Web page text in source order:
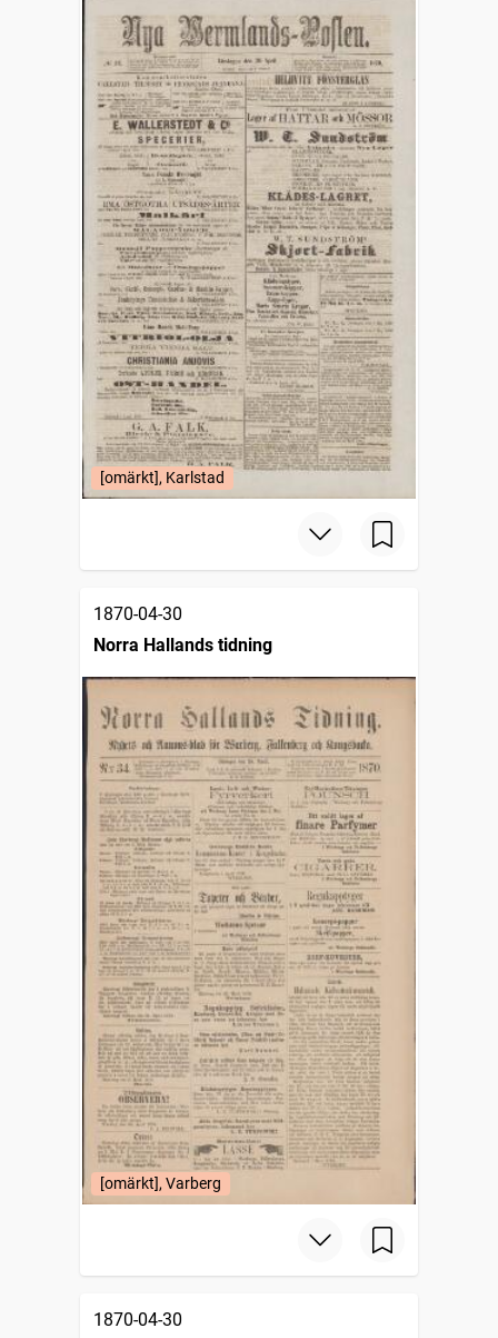
[omärkt], Karlstad
1870-04-30
Norra Hallands tidning
[omärkt], Varberg
1870-04-30